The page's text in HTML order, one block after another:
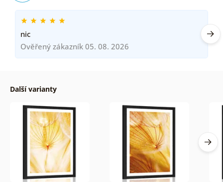
nic
Ověřený zákazník 05. 08. 2026
Další varianty